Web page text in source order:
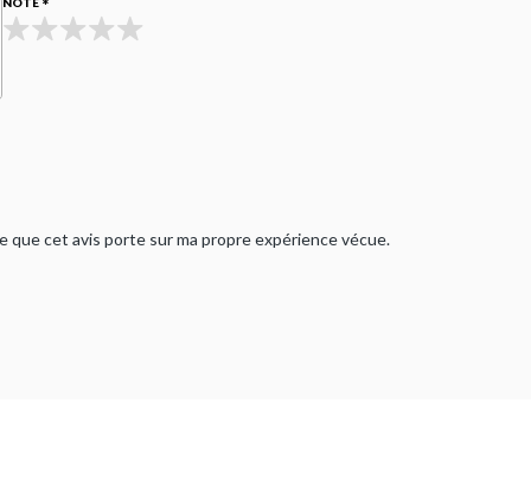
que cet avis porte sur ma propre expérience vécue.